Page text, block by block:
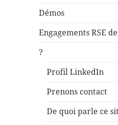
Démos
Engagements RSE
?
Profil LinkedIn
Prenons contact
De quoi parle ce